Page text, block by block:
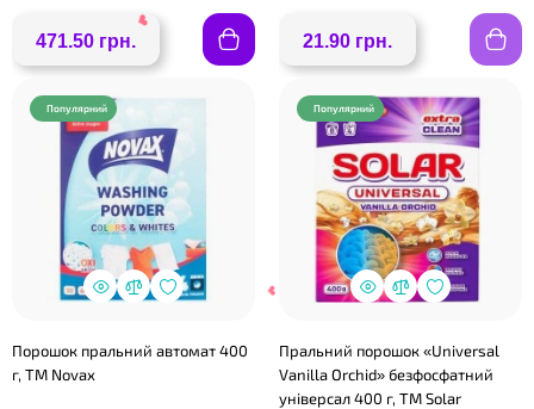
471.50 грн. 21.90 грн.
Популярний
Порошок пральний автомат 400
г, ТМ Novax
Популярний
Пральний порошок «Universal
Vanilla Orchid» безфосфатний
універсал 400 г, ТМ Solar
❤
❤